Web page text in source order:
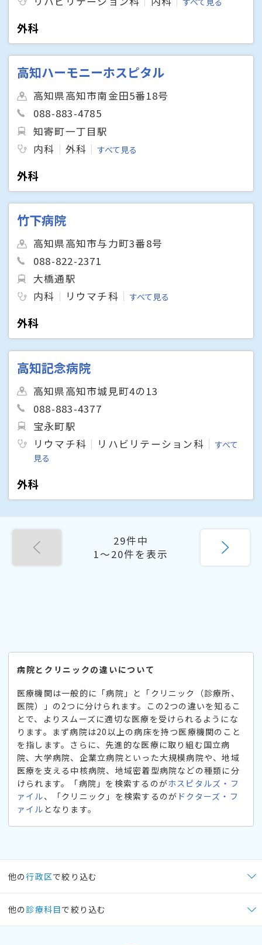
外科
高知ハーモニーホスピタル
高知県高知市南金田5番18号
088-883-4785
知寄町一丁目駅
内科
外科 すべて見る
外科
竹下病院
高知県高知市与力町3番8号
088-822-2371
大橋通駅
内科
リウマチ科 すべて見る
外科
高知記念病院
高知県高知市城見町4の13
088-883-4377
宝永町駅
リウマチ科
リハビリテーション科
すべて
見る
外科
29件中
1〜20件を表示
病院とクリニックの違いについて
医療機関は一般的に「病院」と「クリニック（診療所、
医院）」の2つに分けられます。この2つの違いを知るこ
とで、よりスムーズに適切な医療を受けられるようにな
ります。まず病院は20以上の病床を持つ医療機関のこと
を指します。さらに、先進的な医療に取り組む国立病
院、大学病院、企業立病院といった大規模病院や、地域
医療を支える中核病院、地域密着型病院などの種類に分
けられます。「病院」を検索するのがホスピタルズ・フ
ァイル、「クリニック」を検索するのが ドクターズ・フ
ァイル となります。
他の行政区で絞り込む
他の 診療科目で絞り込む